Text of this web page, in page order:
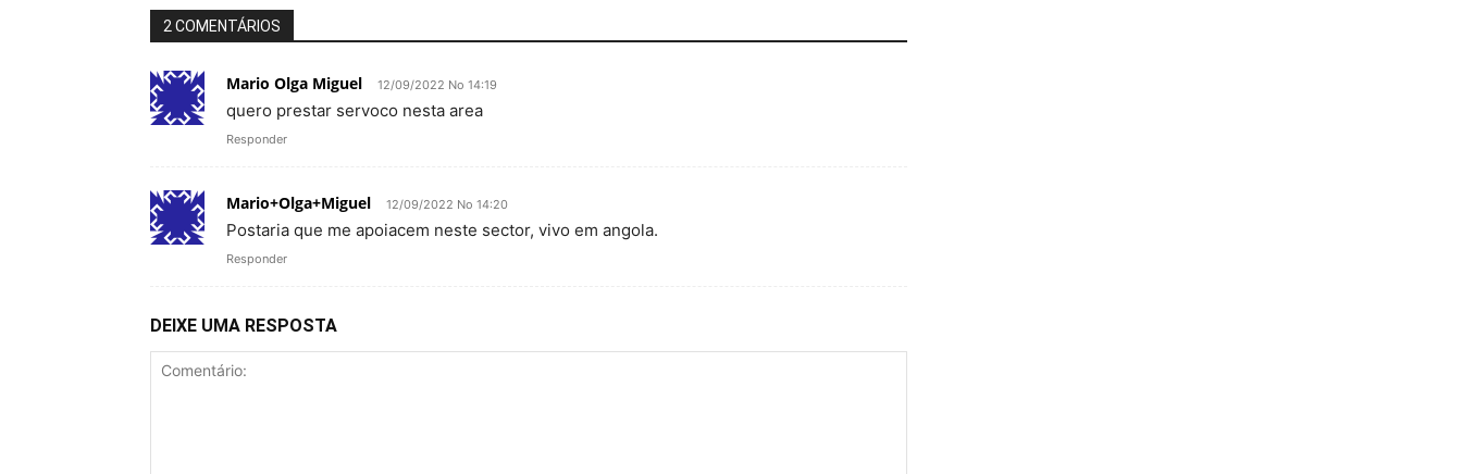
2 COMENTÁRIOS
Mario Olga Miguel 12/09/2022 No 14:19
quero prestar servoco nesta area
Responder
Mario+Olga+Miguel 12/09/2022 No 14:20
Postaria que me apoiacem neste sector, vivo em angola.
Responder
DEIXE UMA RESPOSTA